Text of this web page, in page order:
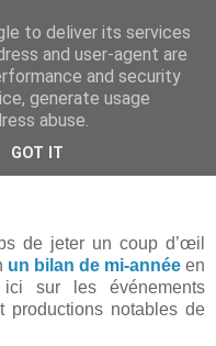
de jeter un coup d’œil
un bilan de mi-annéeen
sur les événements
productions notables de
to deliver its services
and user-agent are
and security
generate usage
abuse.
GOT IT